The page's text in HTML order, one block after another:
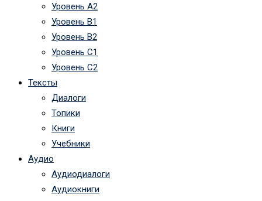
Уровень А2
Уровень B1
Уровень B2
Уровень C1
Уровень C2
Тексты
Диалоги
Топики
Книги
Учебники
Аудио
Аудиодиалоги
Аудиокниги